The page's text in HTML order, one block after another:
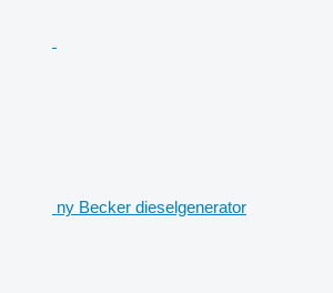
ny Becker dieselgenerator